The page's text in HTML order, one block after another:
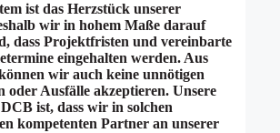
ist das Herzstück unserer
wir in hohem Maße darauf
dass Projektfristen und vereinbarte
eingehalten werden. Aus
wir auch keine unnötigen
oder Ausfälle akzeptieren. Unsere
ist, dass wir in solchen
kompetenten Partner an unserer